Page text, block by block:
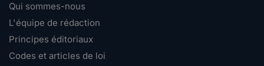
Qui sommes-nous
L'équipe de rédaction
Principes éditoriaux
Codes et articles de loi